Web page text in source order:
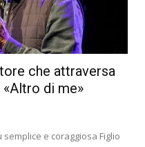
che attraversa
di me»
e coraggiosa Figlio